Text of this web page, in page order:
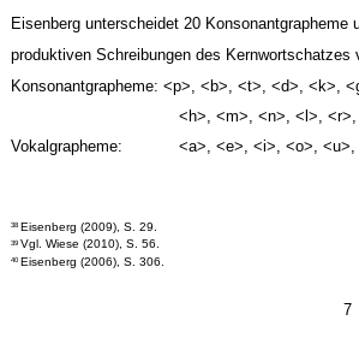
7
Eisenberg unterscheidet 20
produktiven Schreibungen des Kernwortschatzes
Konsonantgrapheme: <p>, <b>, <t>, <d>, <k>,
<h>, <m>, <n>, <l>,
Vokalgrapheme:
<a>, <e>, <i>, <o>,
38 Eisenberg (2009), S. 29.
39 Vgl. Wiese (2010), S. 56.
40 Eisenberg (2006), S. 306.